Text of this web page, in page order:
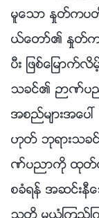
မူေသာ ႏႈတ္ကပ
ယ္ေတာ္၏ ႏႈတ္က
ပီး ျဖစ္ေျမာ
သခင္၏ ဉာဏ္ပ
အစည္မ်ားအေပၚ
ဟုတ္ ဘုရားသခ
ဏ္ပညာကို ထုတ္ေ
စခံရန္ အဆင္းနီ